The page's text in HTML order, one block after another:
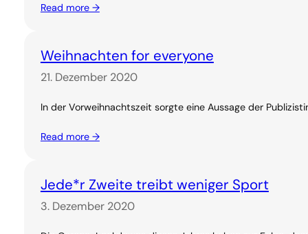
Read more →
Weihnachten for everyone
21. Dezember 2020
In der Vorweihnachtszeit sorgte eine Aussage der
Read more →
Jede*r Zweite treibt weniger Sport
3. Dezember 2020